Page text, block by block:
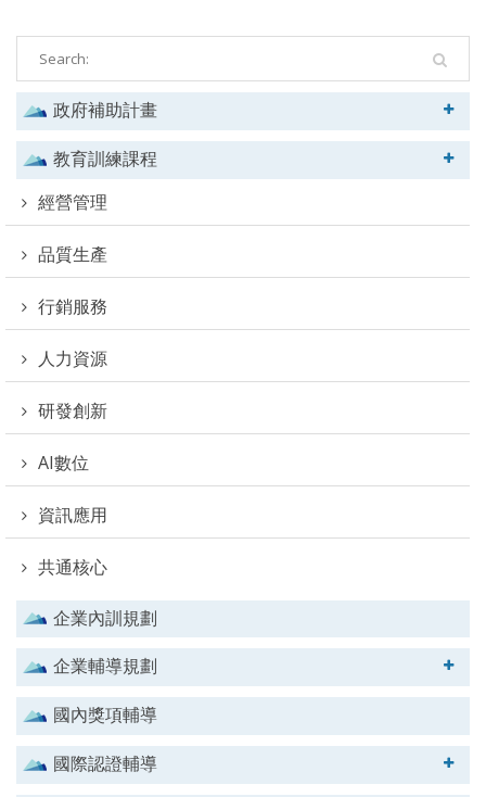
政府補助計畫
教育訓練課程
經營管理
品質生產
行銷服務
人力資源
研發創新
AI數位
資訊應用
共通核心
企業內訓規劃
企業輔導規劃
國內獎項輔導
國際認證輔導